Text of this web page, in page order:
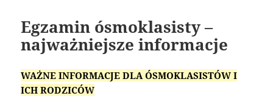
Egzamin ósmoklasisty –
najważniejsze informacje
WAŻNE INFORMACJE DLA ÓSMOKLASISTÓW I
ICH RODZICÓW